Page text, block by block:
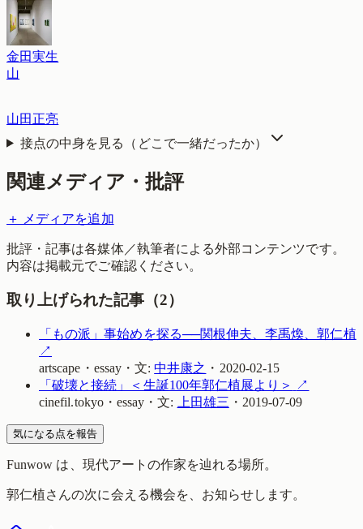
金田実生
山
山田正亮
接点の中身を見る（どこで一緒だったか）
関連メディア・批評
＋ メディアを追加
批評・記事は各媒体／執筆者による外部コンテンツです。
内容は掲載元でご確認ください。
取り上げられた記事（2）
「もの派」事始めを探る──関根伸夫、李禹煥、郭仁植
↗
artscape ・ essay・ 文:中井康之 ・ 2020-02-15
「破壊と接続」＜生誕100年郭仁植展より＞
↗
cinefil.tokyo・ essay ・文: 上田雄三 ・ 2019-07-09
気になる点を報告
Funwow は、現代アートの作家を辿れる場所。
郭仁植さんの次に会える機会を、お知らせします。